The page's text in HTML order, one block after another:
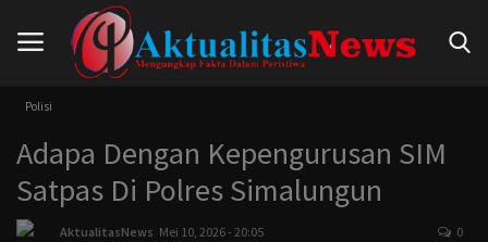
Beranda
Hukum
Polisi
Adapa Dengan Kepengurusan SIM
Satpas Di Polres Simalungun
AktualitasNews Mei 10, 2026 - 20:05 0